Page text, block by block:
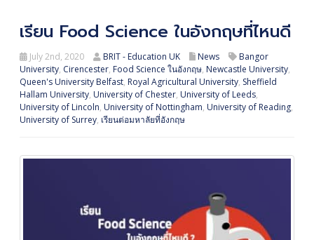
เรียน Food Science ในอังกฤษที่ไหนดี
July 2nd, 2020 BRIT - Education UK News
Bangor
University, Cirencester, Food Science ในอังกฤษ, Newcastle University,
Queen's University Belfast, Royal Agricultural University, Sheffield
Hallam University, University of Chester, University of Leeds,
University of Lincoln, University of Nottingham, University of Reading,
University of Surrey, เรียนต่อมหาลัยที่อังกฤษ